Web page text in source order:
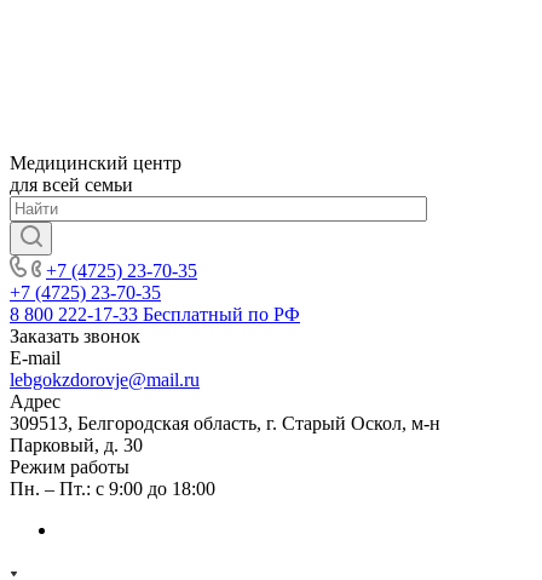
Медицинский центр
для всей семьи
+7 (4725) 23-70-35
+7 (4725) 23-70-35
8 800 222-17-33 Бесплатный по РФ
Заказать звонок
E-mail
lebgokzdorovje@mail.ru
Адрес
309513, Белгородская область, г. Старый Оскол, м-н
Парковый, д. 30
Режим работы
Пн. – Пт.: с 9:00 до 18:00